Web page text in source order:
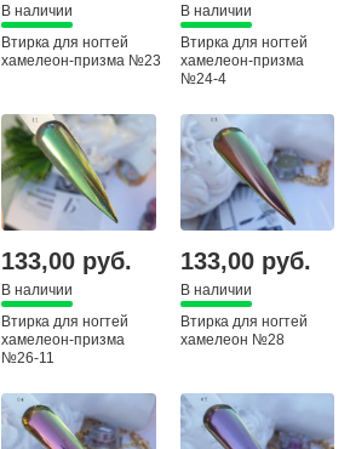
В наличии
Втирка для ногтей
хамелеон-призма №23
В наличии
Втирка для ногтей
хамелеон-призма
№24-4
133,00 руб.
В наличии
Втирка для ногтей
хамелеон-призма
№26-11
133,00 руб.
В наличии
Втирка для ногтей
хамелеон №28